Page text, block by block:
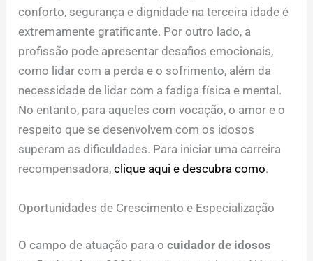
conforto, segurança e dignidade na terceira idade é
extremamente gratificante. Por outro lado, a
profissão pode apresentar desafios emocionais,
como lidar com a perda e o sofrimento, além da
necessidade de lidar com a fadiga física e mental.
No entanto, para aqueles com vocação, o amor e o
respeito que se desenvolvem com os idosos
superam as dificuldades. Para iniciar uma carreira
recompensadora,clique aqui e descubra como.
Oportunidades de Crescimento e Especialização
O campo de atuação para ocuidador de idosos